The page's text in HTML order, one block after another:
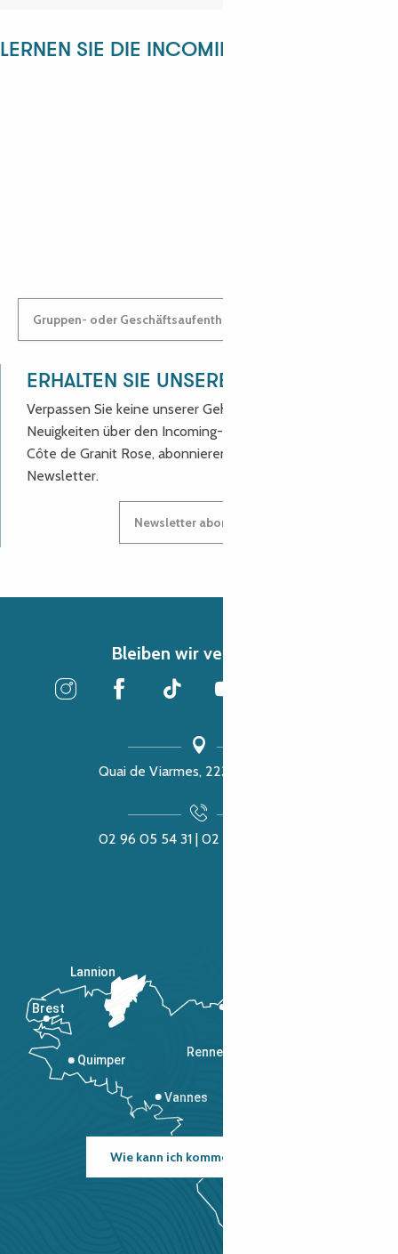
LERNEN SIE DIE INCOMING-ABTEILUNG
Gruppen- oder Geschäftsaufenthalt: Kontaktieren Sie uns!
ERHALTEN SIE UNSERE NEUIGKEITEN!
Verpassen Sie keine unserer Geheimtipps und
Neuigkeiten über den Incoming-Service des Reiseziels
Côte de Granit Rose, abonnieren Sie unseren
Newsletter.
Newsletter abonnieren
Bleiben wir verbunden
Quai de Viarmes, 22300 Lannion
02 96 05 54 31 | 02 96 04 04 57
Rennes
Vannes
Quimper
Lannion
Brest
Wie kann ich kommen?